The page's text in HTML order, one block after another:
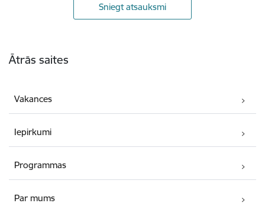
Sniegt atsauksmi
Ātrās saites
Vakances
Iepirkumi
Programmas
Par mums